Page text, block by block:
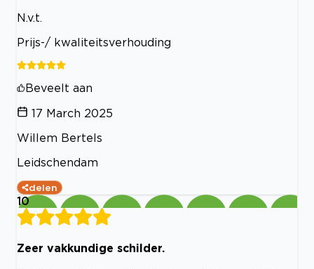
N.v.t.
Prijs-/ kwaliteitsverhouding
Beveelt aan
17 March 2025
Willem Bertels
Leidschendam
delen
10
Zeer vakkundige schilder.